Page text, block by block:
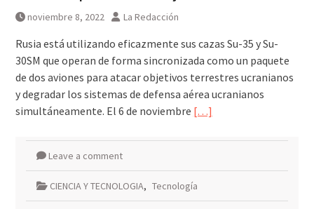
Síntesis de principales
jueves 6 agosto 2026
noviembre 8, 2022 La Redacción
Rusia está utilizando eficazmente sus cazas Su-35 y Su-
30SM que operan de forma sincronizada como un paquete
de dos aviones para atacar objetivos terrestres ucranianos
y degradar los sistemas de defensa aérea ucranianos
simultáneamente. El 6 de noviembre […]
Leave a comment
CIENCIA Y TECNOLOGIA, Tecnología